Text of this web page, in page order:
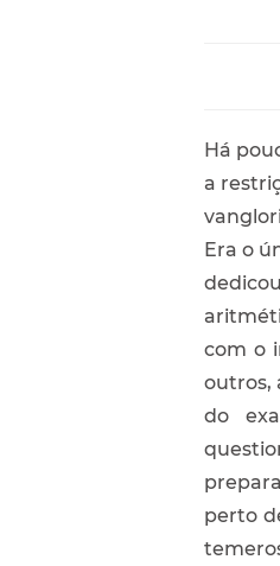
Há
a
Era o
com o
outros,
do
perto